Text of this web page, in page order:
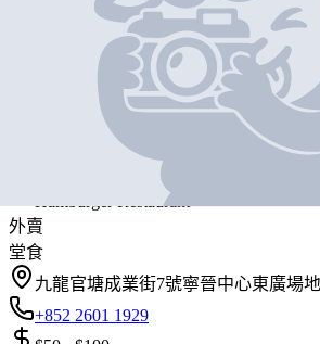
Mos Burger
Hamburger Restaurant
外賣
堂食
九龍官塘成業街7號寧晉中心東廣場
+852 2601 1929